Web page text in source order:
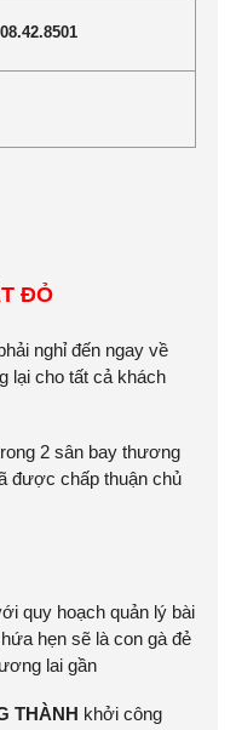
ĐỎ
nghỉ đến ngay về
lại cho tất cả khách
2 sân bay thương
được chấp thuận chủ
quy hoạch quản lý bài
hứa hẹn sẽ là con gà đẻ
lai gần
THÀNH khởi công